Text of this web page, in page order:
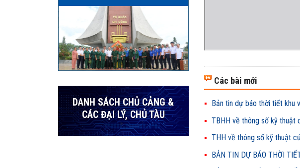
DANH SÁCH CHỦ CẢNG &
CÁC ĐẠI LÝ, CHỦ TÀU
Các bài mới
Bản tin dự báo thời tiết
TBHH về thông số kỹ thuật
THH về thông số kỹ thuật
BẢN TIN DỰ BÁO THỜI